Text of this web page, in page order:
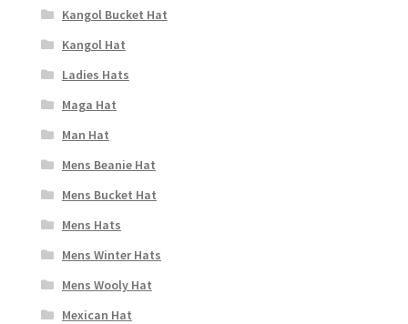
Kangol Bucket Hat
Kangol Hat
Ladies Hats
Maga Hat
Man Hat
Mens Beanie Hat
Mens Bucket Hat
Mens Hats
Mens Winter Hats
Mens Wooly Hat
Mexican Hat